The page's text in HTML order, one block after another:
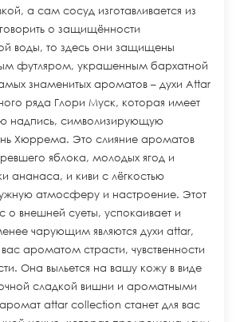
а сам сосуд изготавливается из
о защищённости
воды, то здесь они защищены
футляром, украшенным бархатной
знаменитых ароматов – духи Attar
ряда Глори Муск, которая имеет
надпись, символизирующую
Хюррема. Это слияние ароматов
яблока, молодых ягод и
ананаса, и киви с лёгкостью
атмосферу и настроение. Этот
о внешней суеты, успокаивает и
чарующим являются духи attar,
ароматом страсти, чувственности
Она выльется на вашу кожу в виде
сладкой вишни и ароматными
attar collection станет для вас